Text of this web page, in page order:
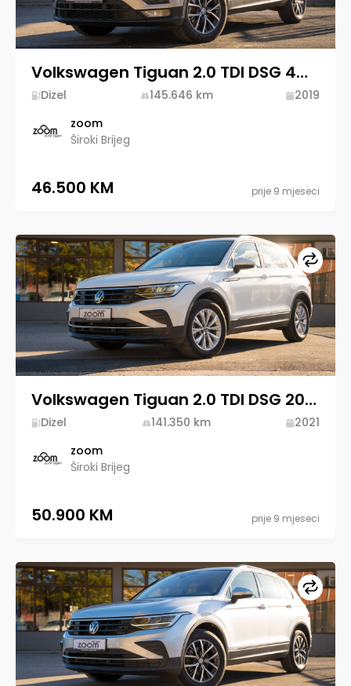
Volkswagen Tiguan 2.0 TDI DSG 4MOTION 2019 Diesel
Dizel 145.646 km
2019
zoom
Široki Brijeg
46.500 KM prije 9 mjeseci
Volkswagen Tiguan 2.0 TDI DSG 2021 Diesel
Dizel 141.350 km
2021
zoom
Široki Brijeg
50.900 KM prije 9 mjeseci